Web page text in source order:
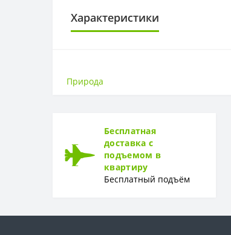
Характеристики
Рулон
Природа
Бесплатная
доставка с
подъемом в
квартиру
Бесплатный подъём